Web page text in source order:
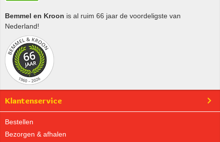
Bemmel en Kroon is al ruim 66 jaar de voordeligste van
Nederland!
Klantenservice
Bestellen
Bezorgen & afhalen